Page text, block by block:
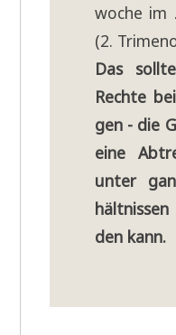
wo­che im
(2.
Das
Rech­te
gen - die
eine
unter
den kann.